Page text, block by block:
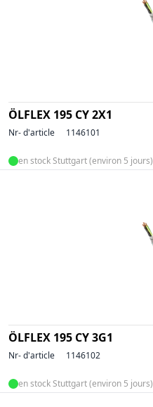
ÖLFLEX 195 CY 2X1
Nr- d'article 1146101
en stock Stuttgart (environ 5 jours)
ÖLFLEX 195 CY 3G1
Nr- d'article 1146102
en stock Stuttgart (environ 5 jours)